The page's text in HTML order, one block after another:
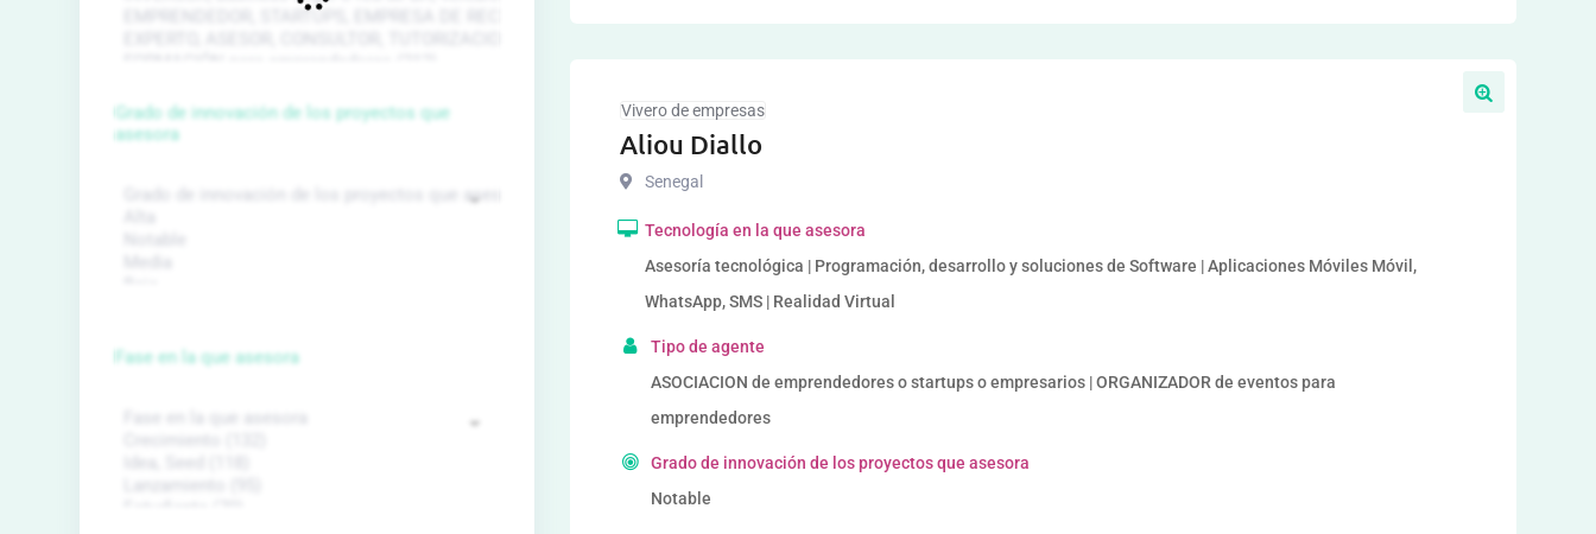
Vivero de empresas
Aliou Diallo
Senegal
Tecnología en la que asesora
Asesoría tecnológica | Programación, desarrollo y soluciones de Software | Aplicaciones Móviles Móvil,
WhatsApp, SMS | Realidad Virtual
Tipo de agente
ASOCIACION de emprendedores o startups o empresarios | ORGANIZADOR de eventos para
emprendedores
Grado de innovación de los proyectos que asesora
Notable
Grado de innovación de los proyectos que
asesora
Fase en la que asesora